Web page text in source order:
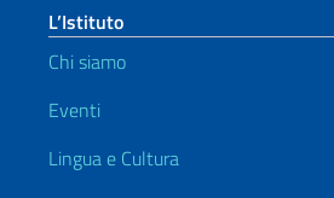
L’Istituto
Chi siamo
Eventi
Lingua e Cultura